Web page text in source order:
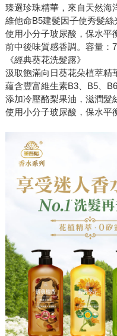
臻選珍珠精華，來自天然海
維他命B5建髮因子使秀髮絲
使用小分子玻尿酸，保水平
前中後味質感香調。容量：
《經典葵花洗髮露》
汲取飽滿向日葵花朵植萃精
蘊含豐富維生素B3、B5、
添加冷壓酪梨果油，滋潤髮
使用小分子玻尿酸，保水平